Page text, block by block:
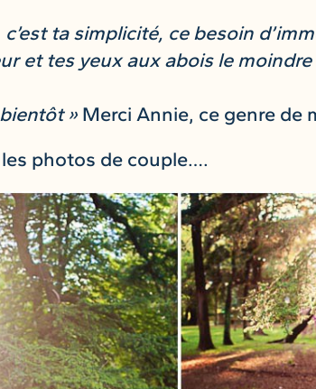
c’est ta simplicité, ce besoin
et tes yeux aux abois le
»Merci Annie, ce genre de
photos de couple….